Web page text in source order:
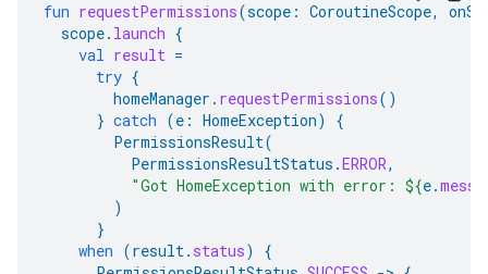
fun requestPermissions(scope : CoroutineScope,
scope. launch {
val result =
try {
homeManager . requestPermissions()
} catch (e : HomeException)
{
PermissionsResult(
PermissionsResultStatus .ERROR,
"Got HomeException with error: ${e.
)
}
when (result. status)
{